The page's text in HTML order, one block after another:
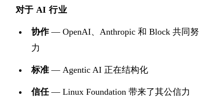
对于 AI 行业
协作— OpenAI、Anthropic 和 Block 共同努
力
标准 — Agentic AI 正在结构化
信任— Linux Foundation 带来了其公信力